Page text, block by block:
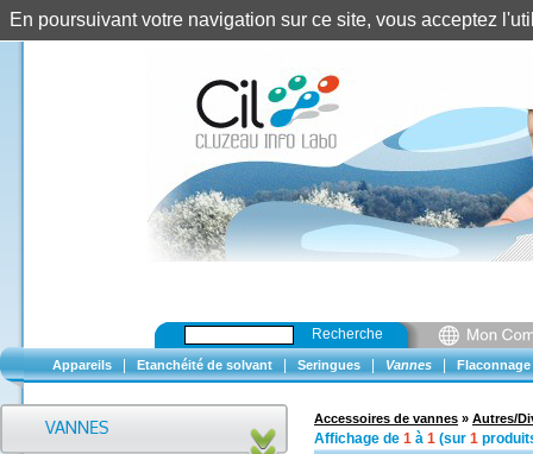
Recherche
Appareils Etanchéité de solvant Seringues Vannes Flaconnage
Accessoires de vannes » Autres/
Affichage de 1 à 1 (sur 1
En poursuivant votre navigation sur ce site, vous acceptez